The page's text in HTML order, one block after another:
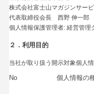
株式会社富士山マガジンサー
代表取締役会長 西野 伸一郎
個人情報保護管理者: 経営管理
２．利用目的
当社が取り扱う開示対象個人
No 個人情報の